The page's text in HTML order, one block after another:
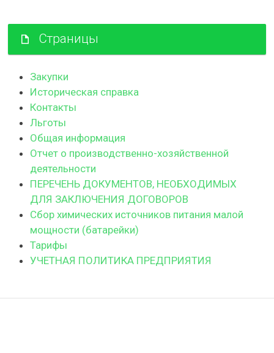
Страницы
Закупки
Историческая справка
Контакты
Льготы
Общая информация
Отчет о производственно-хозяйственной
деятельности
ПЕРЕЧЕНЬ ДОКУМЕНТОВ, НЕОБХОДИМЫХ
ДЛЯ ЗАКЛЮЧЕНИЯ ДОГОВОРОВ
Сбор химических источников питания малой
мощности (батарейки)
Тарифы
УЧЕТНАЯ ПОЛИТИКА ПРЕДПРИЯТИЯ